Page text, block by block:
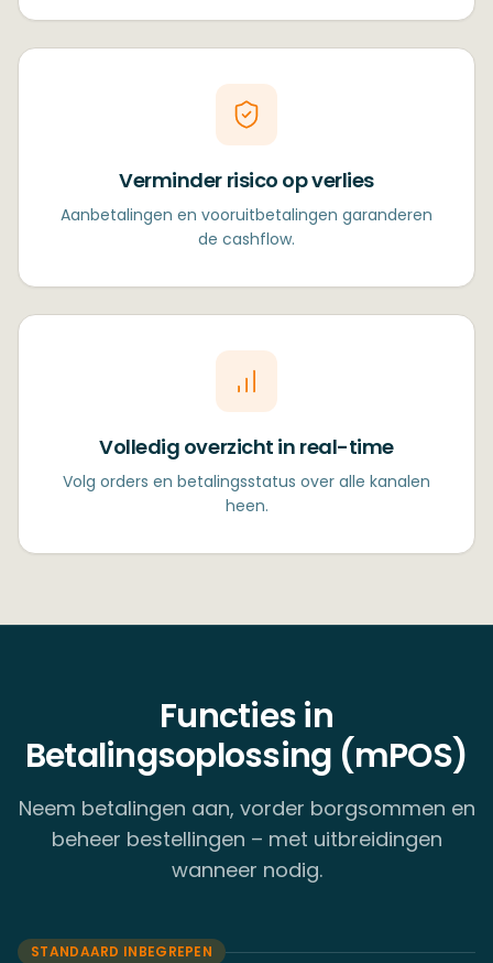
Verminder risico op verlies
Aanbetalingen en vooruitbetalingen garanderen
de cashflow.
Volledig overzicht in real-time
Volg orders en betalingsstatus over alle kanalen
heen.
Functies in
Betalingsoplossing (mPOS)
Neem betalingen aan, vorder borgsommen en
beheer bestellingen – met uitbreidingen
wanneer nodig.
STANDAARD INBEGREPEN